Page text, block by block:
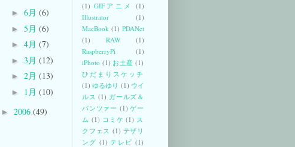
► 6月 (6)
► 5月 (6)
► 4月 (7)
► 3月 (12)
► 2月 (13)
► 1月 (10)
► 2006 (49)
(1) GIFアニメ
(1)
Illustrator
(1)
MacBook (1) PDANet
(1)
RAW
(1)
RaspberryPi
(1)
iPhoto (1) お土産 (1)
ひだまりスケッチ
(1) ゆるゆり (1) ウイ
ルス (1) ガールズ＆
パンツァー (1) ゲー
ム (1) コミケ (1) ス
クフェス (1) テザリ
ング (1) テレビ (1)